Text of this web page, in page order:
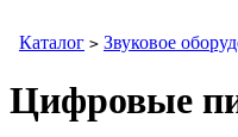
Каталог > Звуковое
Цифровые